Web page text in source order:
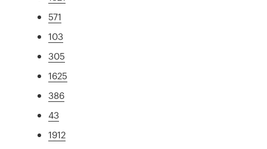
571
103
305
1625
386
43
1912